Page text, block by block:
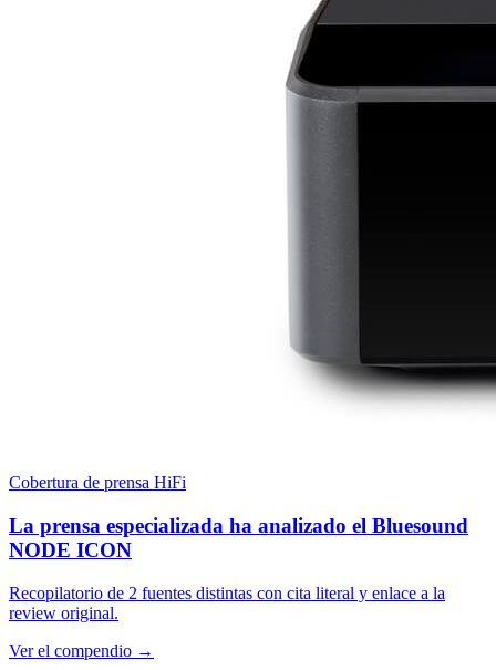
Cobertura de prensa HiFi
La prensa especializada ha analizado el Bluesound
NODE ICON
Recopilatorio de 2 fuentes distintas con cita literal y enlace a la
review original.
Ver el compendio →